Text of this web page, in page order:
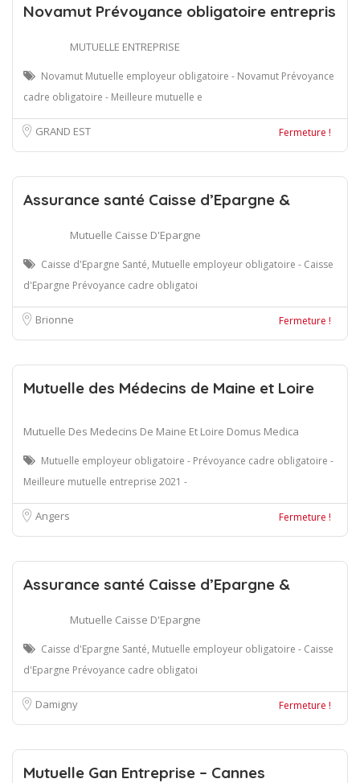
Novamut Prévoyance obligatoire entrepris
MUTUELLE ENTREPRISE
Novamut Mutuelle employeur obligatoire - Novamut Prévoyance
cadre obligatoire - Meilleure mutuelle e
GRAND EST Fermeture !
Assurance santé Caisse d’Epargne &
Mutuelle Caisse D'Epargne
Caisse d'Epargne Santé, Mutuelle employeur obligatoire - Caisse
d'Epargne Prévoyance cadre obligatoi
Brionne Fermeture !
Mutuelle des Médecins de Maine et Loire
Mutuelle Des Medecins De Maine Et Loire Domus Medica
Mutuelle employeur obligatoire - Prévoyance cadre obligatoire -
Meilleure mutuelle entreprise 2021 -
Angers Fermeture !
Assurance santé Caisse d’Epargne &
Mutuelle Caisse D'Epargne
Caisse d'Epargne Santé, Mutuelle employeur obligatoire - Caisse
d'Epargne Prévoyance cadre obligatoi
Damigny Fermeture !
Mutuelle Gan Entreprise – Cannes